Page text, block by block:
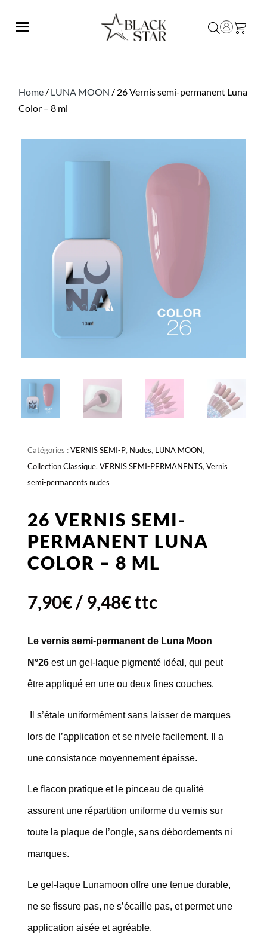
Home / LUNA MOON / 26 Vernis semi-permanent Luna
Color – 8 ml
Catégories :VERNIS SEMI-P, Nudes, LUNA MOON,
Collection Classique, VERNIS SEMI-PERMANENTS, Vernis
semi-permanents nudes
26 VERNIS SEMI-
PERMANENT LUNA
COLOR – 8 ML
7,90€/ 9,48€ttc
Le vernis semi-permanent de Luna Moon
N°26 est un gel-laque pigmenté idéal, qui peut
être appliqué en une ou deux fines couches.
Il s’étale uniformément sans laisser de marques
lors de l’application et se nivele facilement. Il a
une consistance moyennement épaisse.
Le flacon pratique et le pinceau de qualité
assurent une répartition uniforme du vernis sur
toute la plaque de l’ongle, sans débordements ni
manques.
Le gel-laque Lunamoon offre une tenue durable,
ne se fissure pas, ne s’écaille pas, et permet une
application aisée et agréable.